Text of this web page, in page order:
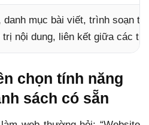
danh mục bài viết, trình soạn
trị nội dung, liên kết giữa các
chọn tính năng
sách có sẵn